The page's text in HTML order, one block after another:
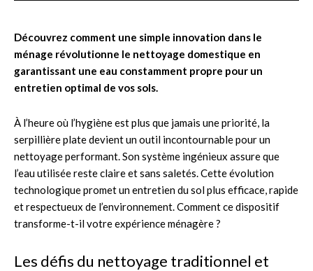
Découvrez comment une simple innovation dans le
ménage révolutionne le nettoyage domestique en
garantissant une eau constamment propre pour un
entretien optimal de vos sols.
À l’heure où l’hygiène est plus que jamais une priorité, la
serpillière plate devient un outil incontournable pour un
nettoyage performant. Son système ingénieux assure que
l’eau utilisée reste claire et sans saletés. Cette évolution
technologique promet un entretien du sol plus efficace, rapide
et respectueux de l’environnement. Comment ce dispositif
transforme-t-il votre expérience ménagère ?
Les défis du nettoyage traditionnel et